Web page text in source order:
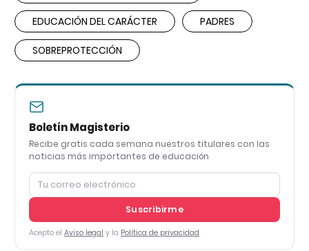
EDUCACIÓN DEL CARÁCTER PADRES
SOBREPROTECCIÓN
Boletín Magisterio
Recibe gratis cada semana nuestros titulares con las
noticias más importantes de educación
Suscribirme
Acepto el Aviso legal y la Política de privacidad